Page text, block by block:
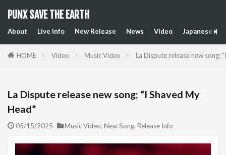
PUNX SAVE THE EARTH
About Live Info New Release News Video Japanese
HOME Video Music Video La Dispute release new song;
La Dispute release new song; “I Shaved My
Head”
05/15/2025 Music Video, New Song, Release Info